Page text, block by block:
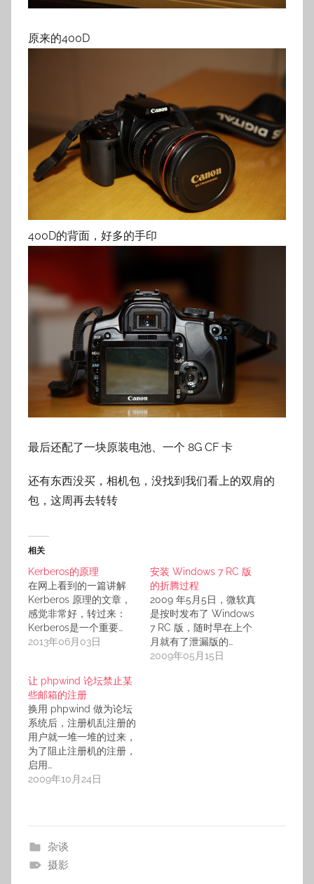
原来的400D
400D的背面，好多的手印
最后还配了一块原装电池、一个 8G CF 卡
还有东西没买，相机包，没找到我们看上的双肩的
包，这周再去转转
相关
Kerberos的原理
在网上看到的一篇讲解
Kerberos 原理的文章，
感觉非常好，转过来：
Kerberos是一个重要…
2013年06月03日
安装 Windows 7 RC 版
的折腾过程
2009 年5月5日，微软真
是按时发布了 Windows
7 RC 版，随时早在上个
月就有了泄漏版的…
2009年05月15日
让 phpwind 论坛禁止某
些邮箱的注册
换用 phpwind 做为论坛
系统后，注册机乱注册的
用户就一堆一堆的过来，
为了阻止注册机的注册，
启用…
2009年10月24日
杂谈
摄影